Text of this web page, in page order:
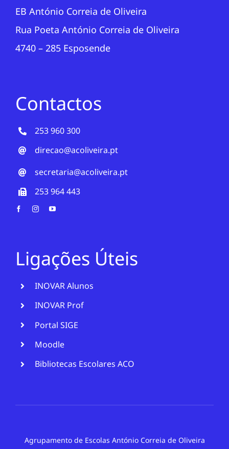
EB António Correia de Oliveira
Rua Poeta António Correia de Oliveira
4740 – 285 Esposende
Contactos
253 960 300
direcao@acoliveira.pt
secretaria@acoliveira.pt
253 964 443
Ligações Úteis
INOVAR Alunos
INOVAR Prof
Portal SIGE
Moodle
Bibliotecas Escolares ACO
Agrupamento de Escolas António Correia de Oliveira